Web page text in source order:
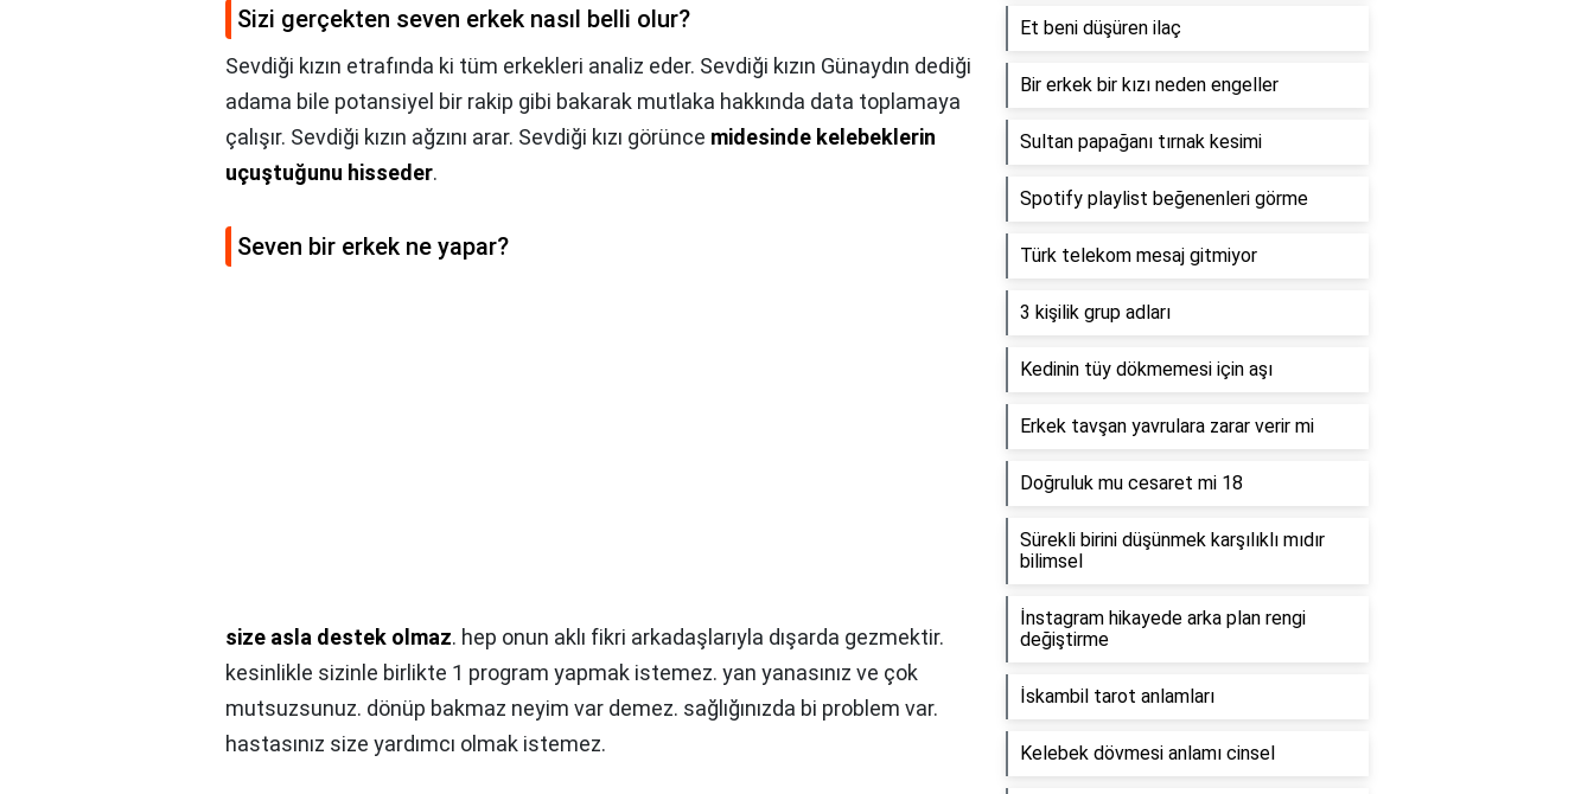
Sizi gerçekten seven erkek nasıl belli olur?
Sevdiği kızın etrafında ki tüm erkekleri analiz eder. Sevdiği kızın Günaydın dediği
adama bile potansiyel bir rakip gibi bakarak mutlaka hakkında data toplamaya
çalışır. Sevdiği kızın ağzını arar. Sevdiği kızı görünce midesinde kelebeklerin
uçuştuğunu hisseder.
Seven bir erkek ne yapar?
size asla destek olmaz. hep onun aklı fikri arkadaşlarıyla dışarda gezmektir.
kesinlikle sizinle birlikte 1 program yapmak istemez. yan yanasınız ve çok
mutsuzsunuz. dönüp bakmaz neyim var demez. sağlığınızda bi problem var.
hastasınız size yardımcı olmak istemez.
Et beni düşüren ilaç
Bir erkek bir kızı neden engeller
Sultan papağanı tırnak kesimi
Spotify playlist beğenenleri görme
Türk telekom mesaj gitmiyor
3 kişilik grup adları
Kedinin tüy dökmemesi için aşı
Erkek tavşan yavrulara zarar verir mi
Doğruluk mu cesaret mi 18
Sürekli birini düşünmek karşılıklı mıdır
bilimsel
İnstagram hikayede arka plan rengi
değiştirme
İskambil tarot anlamları
Kelebek dövmesi anlamı cinsel